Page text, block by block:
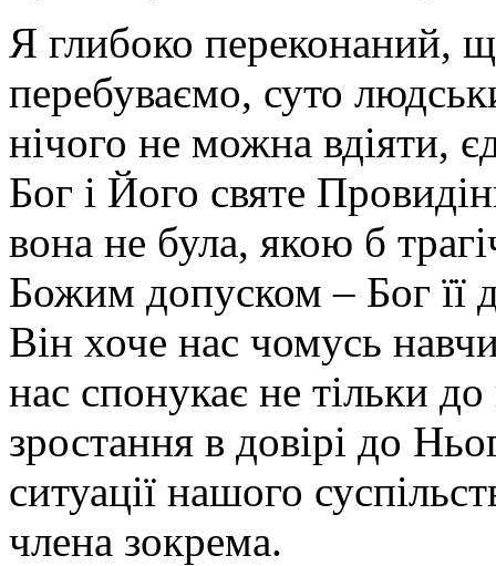
Я глибоко переконаний,
перебуваємо, суто
нічого не можна вдіяти,
Бог і Його святе
вона не була, якою б
Божим допуском – Бог її
Він хоче нас чомусь
нас спонукає не тільки
зростання в довірі до
ситуації нашого
члена зокрема.